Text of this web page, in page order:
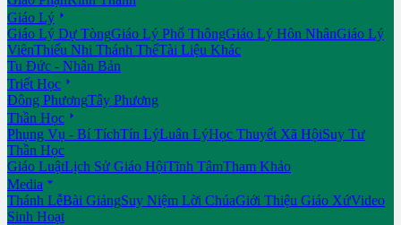
Giáo Lý 
Giáo Lý Dự TòngGiáo Lý Phổ ThôngGiáo Lý Hôn NhânGiáo Lý
ViênThiếu Nhi Thánh ThểTài Liệu Khác
Tu Đức - Nhân Bản
Triết Học 
Đông PhươngTây Phương
Thần Học 
Phụng Vụ - Bí TíchTín LýLuân LýHọc Thuyết Xã HộiSuy Tư
Thần Học
Giáo LuậtLịch Sử Giáo HộiTĩnh TâmTham Khảo
Media 
Thánh LễBài GiảngSuy Niệm Lời ChúaGiới Thiệu Giáo XứVideo
Sinh Hoạt